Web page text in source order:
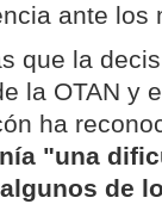
ante los
que la
la OTAN y
ha
"una
de